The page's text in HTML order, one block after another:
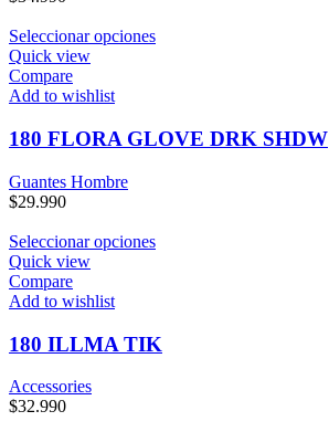
Seleccionar opciones
Quick view
Compare
Add to wishlist
180 FLORA GLOVE DRK SHDW
Guantes Hombre
$29.990
Seleccionar opciones
Quick view
Compare
Add to wishlist
180 ILLMA TIK
Accessories
$32.990